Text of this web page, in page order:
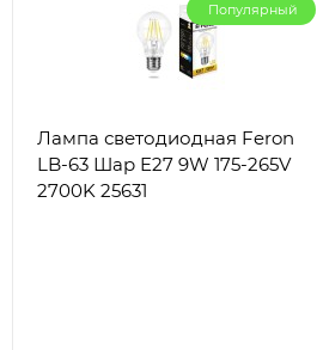
Популярный
Лампа светодиодная Feron
LB-63 Шар E27 9W 175-265V
2700K 25631